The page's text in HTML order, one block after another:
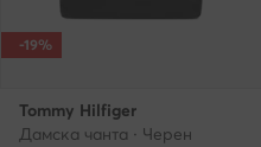
-19%
Tommy Hilfiger
Дамска чанта · Черен